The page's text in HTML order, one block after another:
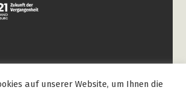
auf unserer Website, um Ihnen die